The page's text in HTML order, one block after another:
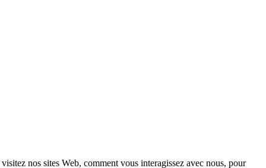
nos sites Web, comment vous interagissez avec nous, pour